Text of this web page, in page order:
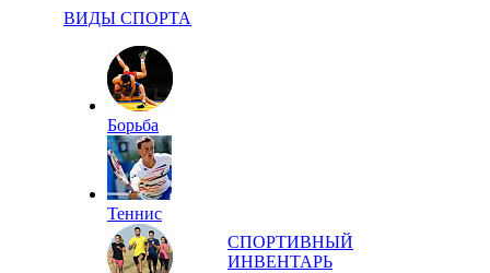
ВИДЫ СПОРТА
Борьба
Теннис
СПОРТИВНЫЙ
ИНВЕНТАРЬ